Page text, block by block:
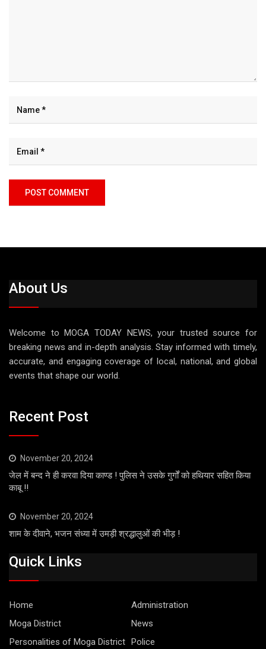
About Us
Welcome to MOGA TODAY NEWS, your trusted source for
breaking news and in-depth analysis. Stay informed with timely,
accurate, and engaging coverage of local, national, and global
events that shape our world.
Recent Post
November 20, 2024
जेल में बन्द ने ही करवा दिया काण्ड ! पुलिस ने उसके गुर्गों को हथियार सहित किया
काबू !!
November 20, 2024
शाम के दीवाने, भजन संध्या में उमड़ी श्रद्धालुओं की भीड़ !
Quick Links
Home
Administration
Moga District
News
Personalities of Moga District Police